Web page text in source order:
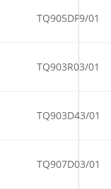
TQ905DF9/01
TQ903R03/01
TQ903D43/01
TQ907D03/01